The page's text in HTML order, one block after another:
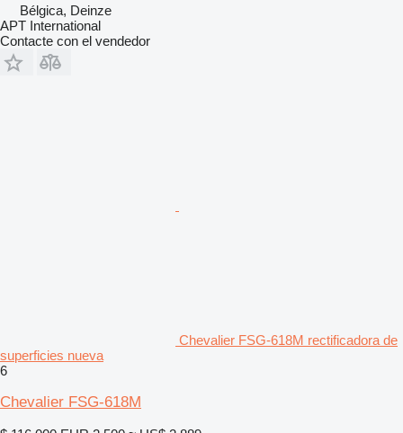
Bélgica, Deinze
APT International
Contacte con el vendedor
Chevalier FSG-618M rectificadora de
superficies nueva
6
Chevalier FSG-618M